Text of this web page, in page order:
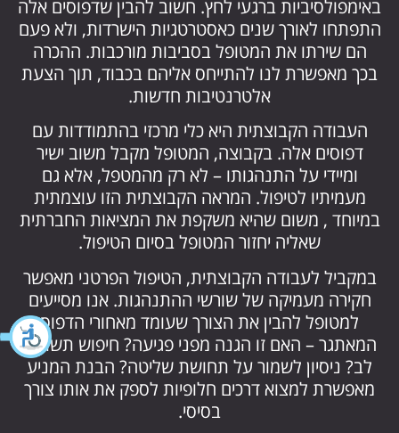
באימפולסיביות ברגעי לחץ. חשוב להבין שדפוסים אלה
התפתחו לאורך שנים כאסטרטגיות הישרדות, ולא פעם
הם שירתו את המטופל בסביבות מורכבות. ההכרה
בכך מאפשרת לנו להתייחס אליהם בכבוד, תוך הצעת
אלטרנטיבות חדשות.
העבודה הקבוצתית היא כלי מרכזי בהתמודדות עם
דפוסים אלה. בקבוצה, המטופל מקבל משוב ישיר
ומיידי על התנהגותו – לא רק מהמטפל, אלא גם
מעמיתיו לטיפול. המראה הקבוצתית הזו עוצמתית
במיוחד , משום שהיא משקפת את המציאות החברתית
שאליה יחזור המטופל בסיום הטיפול.
במקביל לעבודה הקבוצתית, הטיפול הפרטני מאפשר
חקירה מעמיקה של שורשי ההתנהגות. אנו מסייעים
למטופל להבין את הצורך שעומד מאחורי הדפוס
המאתגר – האם זו הגנה מפני פגיעה? חיפוש תשומת
לב? ניסיון לשמור על תחושת שליטה? הבנת המניע
מאפשרת למצוא דרכים חלופיות לספק את אותו צורך
בסיסי.